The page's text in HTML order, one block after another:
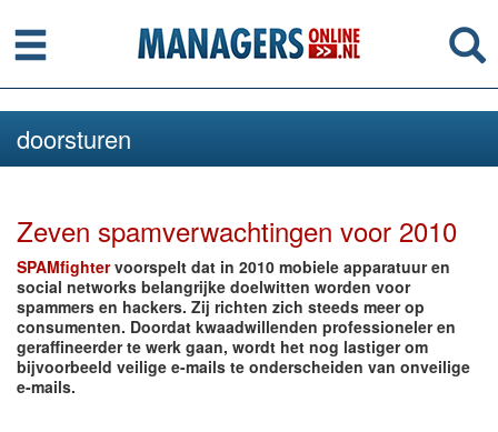
Menu
doorsturen
Zeven spamverwachtingen voor 2010
SPAMfightervoorspelt dat in 2010 mobiele apparatuur en
social networks belangrijke doelwitten worden voor
spammers en hackers. Zij richten zich steeds meer op
consumenten. Doordat kwaadwillenden professioneler en
geraffineerder te werk gaan, wordt het nog lastiger om
bijvoorbeeld veilige e-mails te onderscheiden van onveilige
e-mails.